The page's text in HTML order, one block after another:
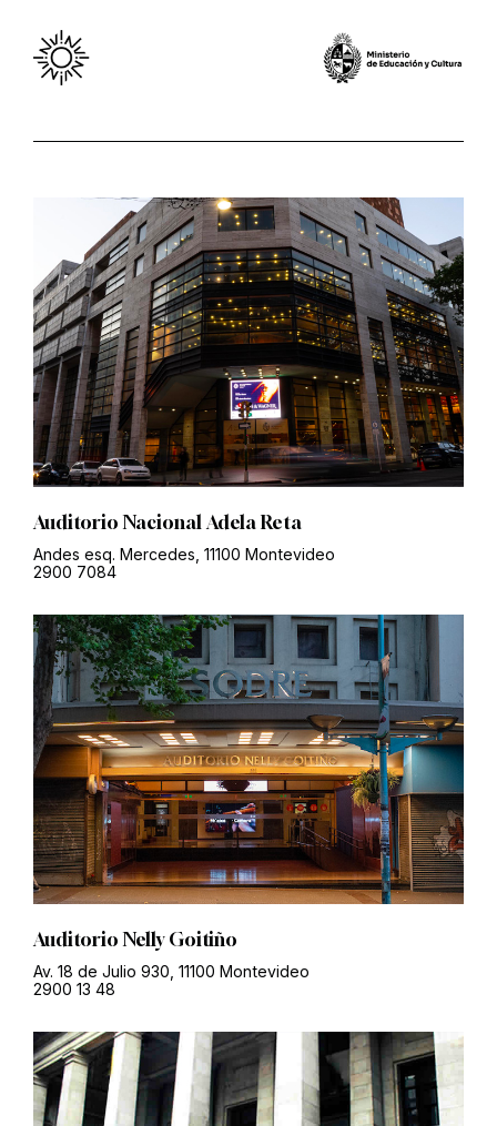
Auditorio Nacional Adela Reta
Andes esq. Mercedes, 11100 Montevideo
2900 7084
Auditorio Nelly Goitiño
Av. 18 de Julio 930, 11100 Montevideo
2900 13 48